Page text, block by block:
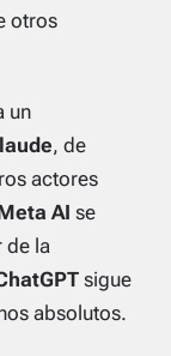
otros
un
, de
actores
AI se
de la
sigue
absolutos.